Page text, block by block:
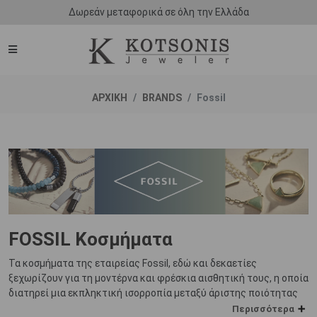
Δωρεάν μεταφορικά σε όλη την Ελλάδα
ΑΡΧΙΚΗ BRANDS Fossil
FOSSIL Κοσμήματα
Τα κοσμήματα της εταιρείας Fossil, εδώ και δεκαετίες
ξεχωρίζουν για τη μοντέρνα και φρέσκια αισθητική τους, η οποία
διατηρεί μια εκπληκτική ισορροπία μεταξύ άριστης ποιότητας
Περισσότερα